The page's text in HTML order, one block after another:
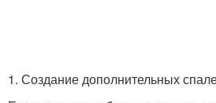
1. Создание дополнительных